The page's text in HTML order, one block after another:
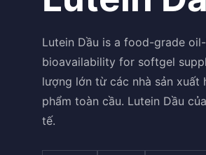
Lutein Dầu is a food-grade
bioavailability for softgel
lượng lớn từ các nhà sản xuất
phẩm toàn cầu. Lutein Dầu
tế.